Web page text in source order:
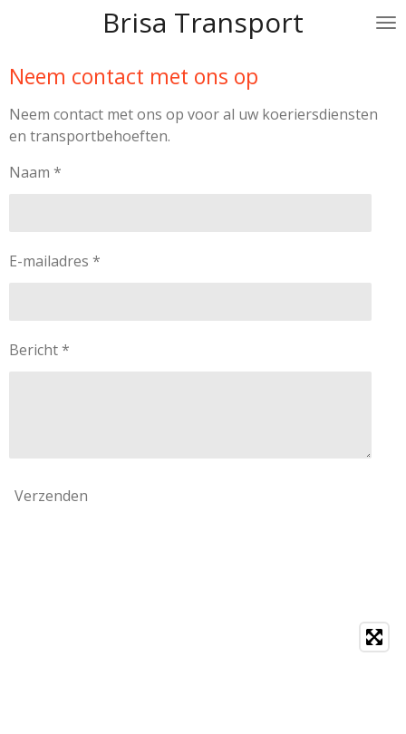
de
hoofdinhoud
Brisa Transport
Neem contact met ons op
Neem contact met ons op voor al uw koeriersdiensten
en transportbehoeften.
Naam *
E-mailadres *
Bericht *
Verzenden